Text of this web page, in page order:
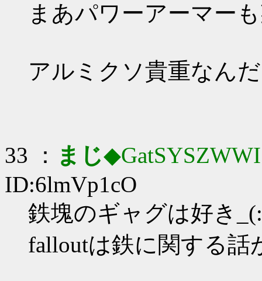
まあパワーアーマー
アルミクソ貴重なん
33 ： まじ◆GatSYSZWWI
ID:6lmVp1cO
鉄塊のギャグは好き
falloutは鉄に関する話